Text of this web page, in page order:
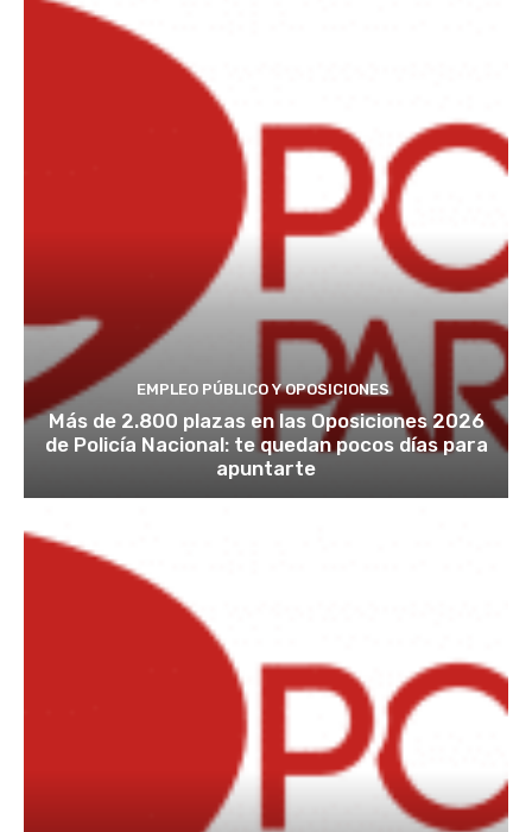
EMPLEO PÚBLICO Y OPOSICIONES
Más de 2.800 plazas en las Oposiciones 2026
de Policía Nacional: te quedan pocos días para
apuntarte